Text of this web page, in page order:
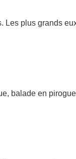
Les plus grands
balade en